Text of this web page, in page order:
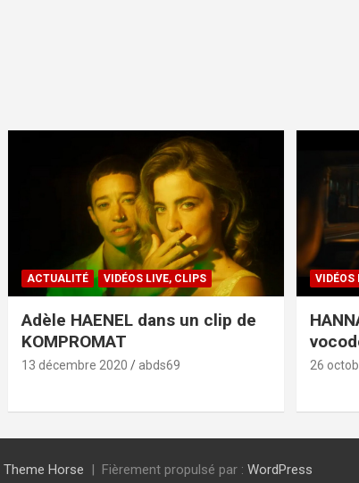
ACTUALITÉ VIDÉOS LIVE, CLIPS
Adèle HAENEL dans un clip de
KOMPROMAT
13 décembre 2020 abds69
VIDÉOS
26
Theme Horse Fièrement propulsé par : WordPress